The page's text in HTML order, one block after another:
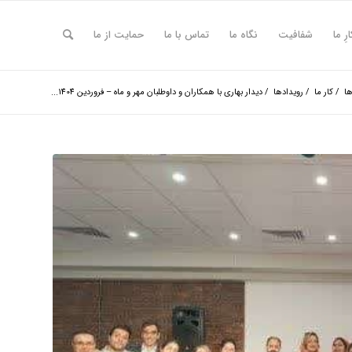
ما شفافیت نگاه ما تماس با ما حمایت از ما
/کار ما / رویدادها /دیدار بهاری با همکاران و داوطلبان مهر و ماه – فروردین 1404...